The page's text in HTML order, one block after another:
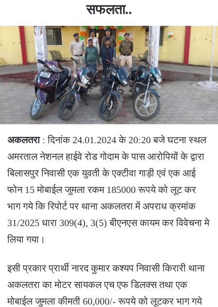
सफलता..
अकलतरा: दिनांक 24.01.2024 के 20:20 बजे घटना स्थल
अमरताल नेशनल हाईवे रोड गोदाम के पास आरोपियों के द्वारा
बिलासपुर निवासी एक युवती के एक्टीवा गाड़ी एवं एक आई
फोन 15 मोबाईल जुमला रकम 185000 रूपये को लूट कर
भाग गये कि रिपोर्ट पर थाना अकलतरा में अपराध क्रमांक
31/2025 धारा 309(4), 3(5) बीएनएस कायम कर विवेचना मे
लिया गया।
इसी प्रकार प्रार्थी नारद कुमार कश्यप निवासी किरारी थाना
अकलतरा का मोटर सायकल एच एफ डिलक्स तथा एक
मोबाईल जुमला कीमती 60,000/- रूपये को लूटकर भाग गये